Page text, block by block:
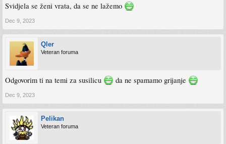
Svidjela se ženi vrata, da se ne lažemo
Dec 9, 2023
Qler
Veteran foruma
Odgovorim ti na temi za susilicu da ne spamamo grijanje
Dec 9, 2023
Pelikan
Veteran foruma